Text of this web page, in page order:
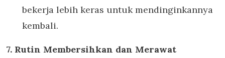
bekerja lebih keras untuk mendinginkannya
kembali.
7. Rutin Membersihkan dan Merawat